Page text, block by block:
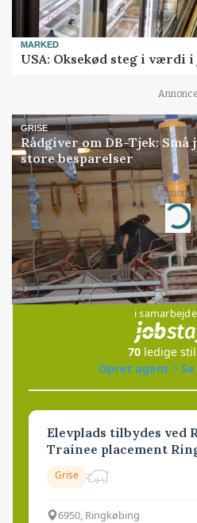
MARKED
USA: Oksekød steg i værdi
Annonce
GRISE
Rådgiver om DB-Tjek:
store besparelser
Annonce
Loading...
i
70 ledige
Opret agent
Elevplads tilbydes ved
Trainee placement
Grise
6950, Ringkøbing